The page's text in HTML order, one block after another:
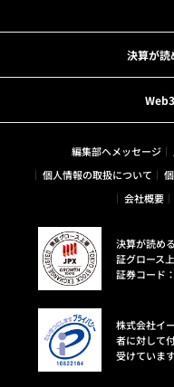
決算が読
編集部へメッセージ
個人情報の取扱について
会社概要
決算が読め
証グロース
証券コード
株式会社イ
者に対して
受けています